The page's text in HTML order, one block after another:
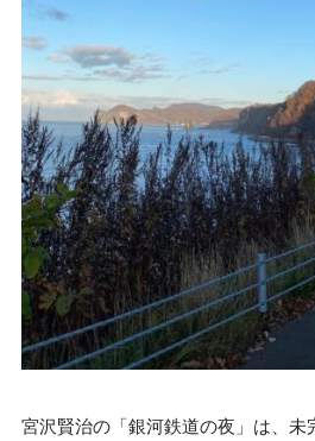
宮沢賢治の「銀河鉄道の夜」は、未